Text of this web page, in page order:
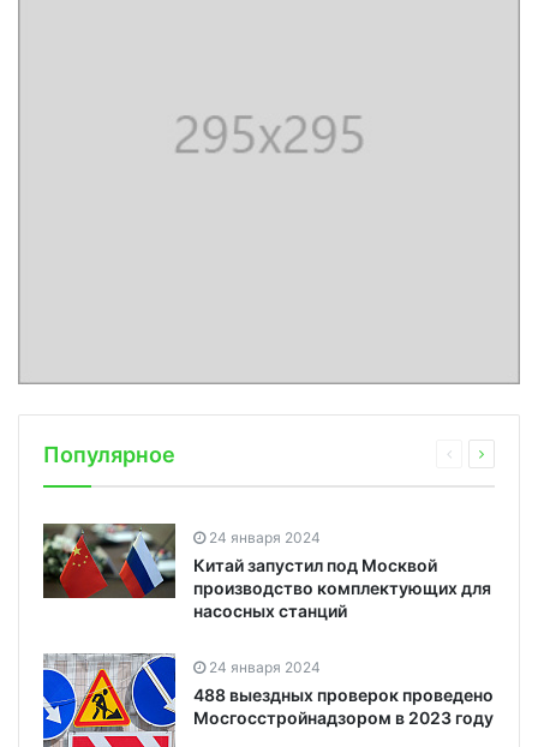
Популярное
24 января 2024
Китай запустил под Москвой
производство комплектующих для
насосных станций
24 января 2024
488 выездных проверок проведено
Мосгосстройнадзором в 2023 году